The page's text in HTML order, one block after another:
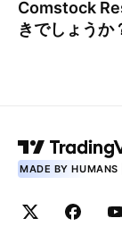
Comstock
きでしょうか
MADE BY HUMANS